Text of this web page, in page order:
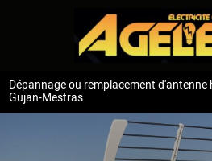
Dépannage ou remplacement
Gujan-Mestras